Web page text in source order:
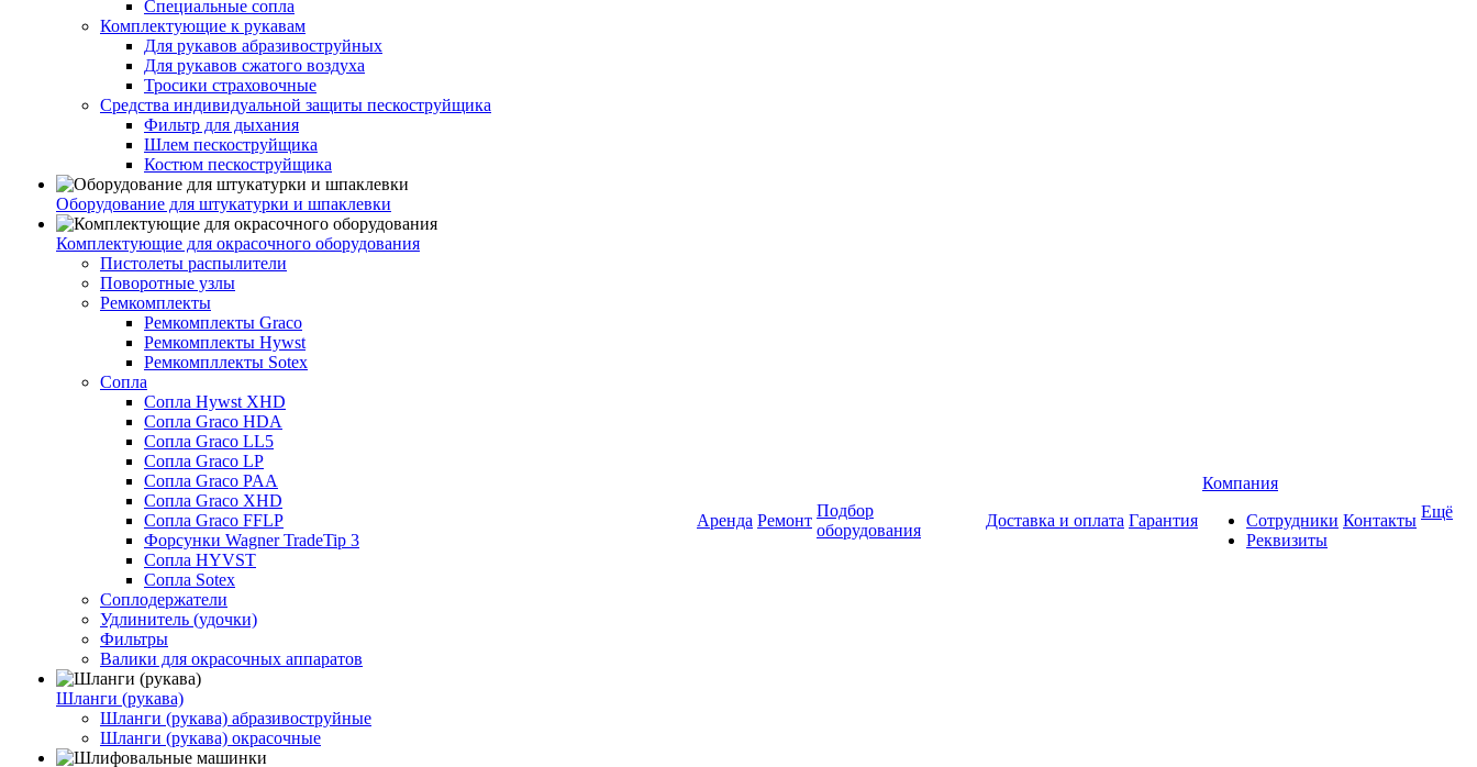
Специальные сопла
Комплектующие к рукавам
Для рукавов абразивоструйных
Для рукавов сжатого воздуха
Тросики страховочные
Средства индивидуальной защиты пескоструйщика
Фильтр для дыхания
Шлем пескоструйщика
Костюм пескоструйщика
Оборудование для штукатурки и шпаклевки
Комплектующие для окрасочного оборудования
Пистолеты распылители
Поворотные узлы
Ремкомплекты
Ремкомплекты Graco
Ремкомплекты Hywst
Ремкомпллекты Sotex
Сопла
Сопла Hywst XHD
Сопла Graco HDA
Сопла Graco LL5
Сопла Graco LP
Сопла Graco PAA
Сопла Graco XHD
Сопла Graco FFLP
Форсунки Wagner TradeTip 3
Сопла HYVST
Сопла Sotex
Соплодержатели
Удлинитель (удочки)
Фильтры
Валики для окрасочных аппаратов
Шланги (рукава)
Шланги (рукава) абразивоструйные
Шланги (рукава) окрасочные
Аренда Ремонт
Подбор
оборудования
Доставка и оплата Гарантия
Компания
Сотрудники
Реквизиты
Контакты Ещё